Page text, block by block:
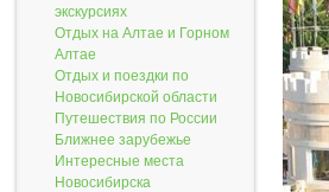
экскурсиях
Отдых на Алтае и Горном
Алтае
Отдых и поездки по
Новосибирской области
Путешествия по России
Ближнее зарубежье
Интересные места
Новосибирска